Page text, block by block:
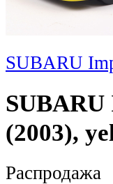
SUBARU
(2003),
Распродажа